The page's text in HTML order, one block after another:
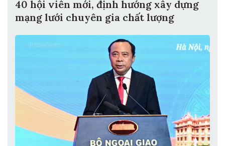
40 hội viên mới, định hướng xây dựng
mạng lưới chuyên gia chất lượng